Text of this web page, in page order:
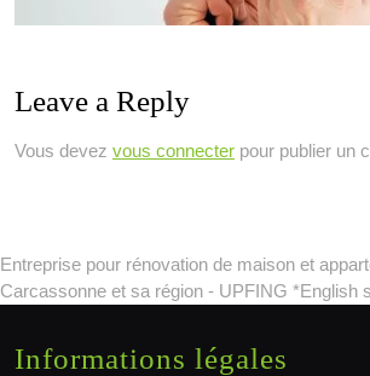
Leave a Reply
Vous devez vous connecter pour publier un
Entreprise pour rénovation de maison et
Carcassonne et sa région - UPFING *English
Informations légales